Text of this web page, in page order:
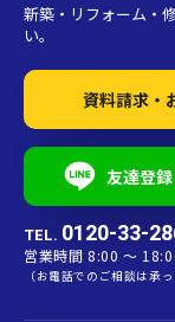
新築・リフォーム・
い。
資料請求・
友達登
TEL. 0120-33-
営業時間 8:00 〜
（お電話でのご相談は承